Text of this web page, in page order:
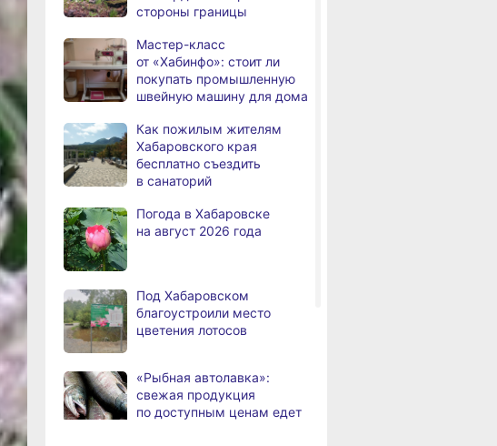
человек
11:43,
вчера
В Хабаровске из горящей
квартиры на Чехова
эвакуировали 6 человек
вчера
Хабаровского края
установился высокий класс
пожарной опасности
вчера
Хабаровского края
модернизировали 4G
10:10,
возрождает
Дальневосточную студию
кинохроники
09:52,
вчера
В команду крупного
издательского дома
требуется специалист
по документообороту
стороны границы
Мастер-класс
от «Хабинфо»: стоит ли
покупать промышленную
швейную машину для дома
Как пожилым жителям
Хабаровского края
бесплатно съездить
в санаторий
Погода в Хабаровске
на август 2026 года
Под Хабаровском
благоустроили место
цветения лотосов
«Рыбная автолавка»:
свежая продукция
по доступным ценам едет